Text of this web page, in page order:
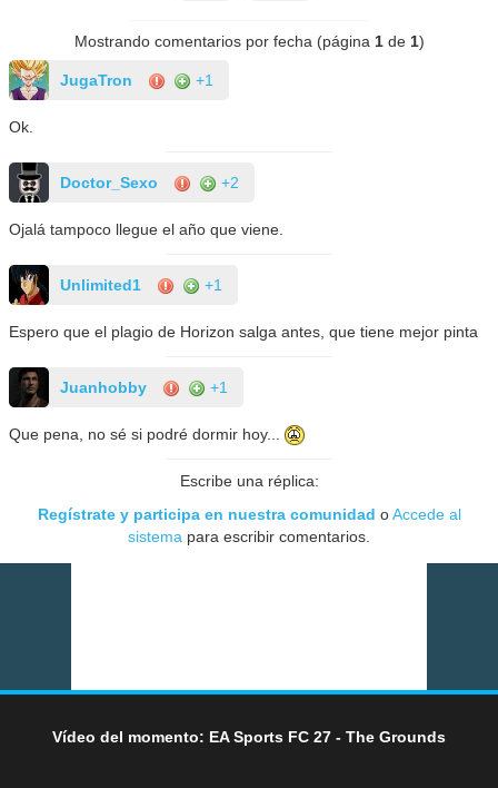
Mostrando comentarios por fecha (página 1de 1)
JugaTron +1
Ok.
Doctor_Sexo +2
Ojalá tampoco llegue el año que viene.
Unlimited1 +1
Espero que el plagio de Horizon salga antes, que tiene mejor pinta
Juanhobby +1
Que pena, no sé si podré dormir hoy...
Escribe una réplica:
Regístrate y participa en nuestra comunidad oAccede al
sistema para escribir comentarios.
Vídeo del momento: EA Sports FC 27 - The Grounds